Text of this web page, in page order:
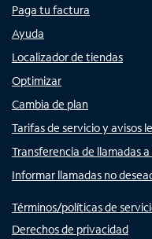
Paga tu factura
Ayuda
Localizador de tiendas
Optimizar
Cambia de plan
Tarifas de servicio y avisos
Transferencia de llamadas
Informar llamadas no
Términos/políticas de
Derechos de privacidad